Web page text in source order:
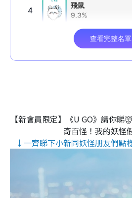
【新會員限定】《U GO》請你睇
奇百怪！我的妖怪
↓一齊睇下小新同妖怪朋友們點